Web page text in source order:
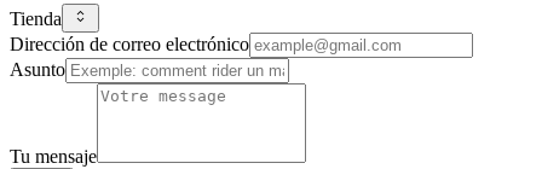
Tienda
Dirección de correo electrónico
Asunto
Tu mensaje